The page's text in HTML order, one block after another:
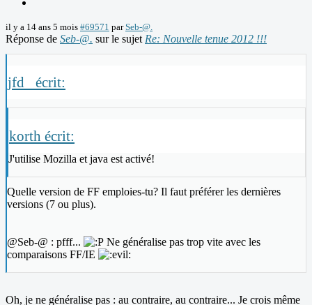
il y a 14 ans 5 mois #69571 parSeb-@.
Réponse de Seb-@. sur le sujet Re: Nouvelle tenue 2012 !!!
jfd_ écrit:
korth écrit:
J'utilise Mozilla et java est activé!
Quelle version de FF emploies-tu? Il faut préférer les dernières
versions (7 ou plus).
@Seb-@ : pfff...
Ne généralise pas trop vite avec les
comparaisons FF/IE
Oh, je ne généralise pas : au contraire, au contraire... Je crois même